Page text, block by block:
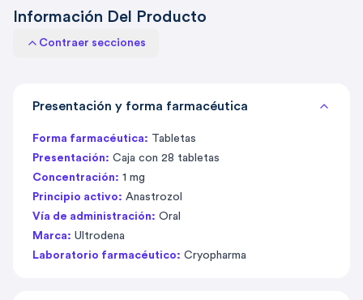
Información Del Producto
Contraer secciones
Presentación y forma farmacéutica
Forma farmacéutica: Tabletas
Presentación: Caja con 28 tabletas
Concentración: 1 mg
Principio activo: Anastrozol
Vía de administración: Oral
Marca: Ultrodena
Laboratorio farmacéutico: Cryopharma